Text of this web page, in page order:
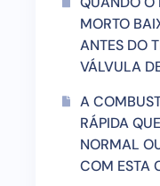
MORTO
ANTES DO
VÁLVULA
A
RÁPIDA
NORMAL
COM ESTA